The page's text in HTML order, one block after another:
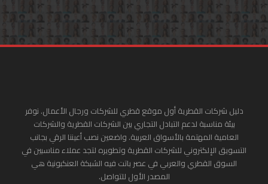
دليل شركات القطرية أول موقع قطري للشركات ورجال الأعمال. نوفر
بيئة مناسبة لدعم التبادل التجاري بين الشركات القطرية والشركات
العامية المهتمة بالأسواق العربية. واضعين نصب أعيننا الرقي بجانب
التسويق الإلكتروني للشركات القطرية وتطويره لتجد عملاء مناسبين في
السوق القطري والعربي في عصر باتت فيه الشبكة العنكبونية هي
المصدر الأول للتواصل.